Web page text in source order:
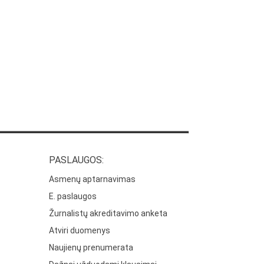
PASLAUGOS:
Asmenų aptarnavimas
E. paslaugos
Žurnalistų akreditavimo anketa
Atviri duomenys
Naujienų prenumerata